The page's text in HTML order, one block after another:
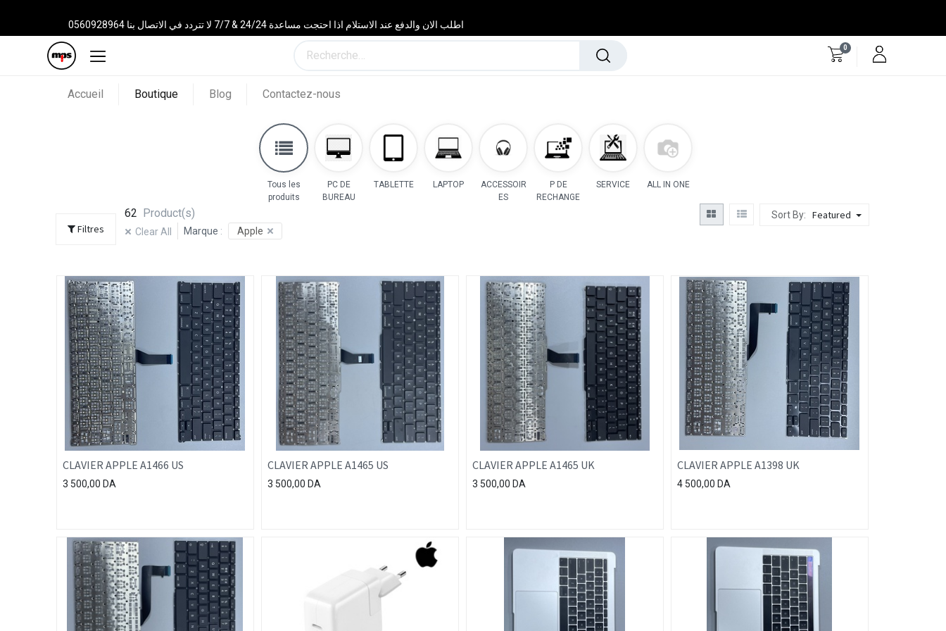
اطلب الان والدفع عند الاستلام اذا احتجت مساعدة 24/24 & 7/7 لا تتردد في الاتصال بنا 0560928964
0
Accueil Boutique Blog Contactez-nous
Tous les
produits
PC DE
BUREAU
TABLETTE LAPTOP
ACCESSOIR
ES
P DE
RECHANGE
SERVICE ALL IN ONE
Filtres
62 Product(s)
Clear All Marque : Apple
Sort By: Featured
CLAVIER APPLE A1466 US
3 500,00 DA
CLAVIER APPLE A1465 US
3 500,00 DA
CLAVIER APPLE A1465 UK
3 500,00 DA
CLAVIER APPLE A1398 UK
4 500,00 DA